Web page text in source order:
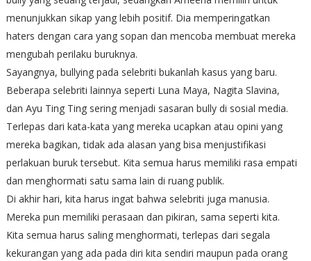
menunjukkan sikap yang lebih positif. Dia memperingatkan
haters dengan cara yang sopan dan mencoba membuat mereka
mengubah perilaku buruknya.
Sayangnya, bullying pada selebriti bukanlah kasus yang baru.
Beberapa selebriti lainnya seperti Luna Maya, Nagita Slavina,
dan Ayu Ting Ting sering menjadi sasaran bully di sosial media.
Terlepas dari kata-kata yang mereka ucapkan atau opini yang
mereka bagikan, tidak ada alasan yang bisa menjustifikasi
perlakuan buruk tersebut. Kita semua harus memiliki rasa empati
dan menghormati satu sama lain di ruang publik.
Di akhir hari, kita harus ingat bahwa selebriti juga manusia.
Mereka pun memiliki perasaan dan pikiran, sama seperti kita.
Kita semua harus saling menghormati, terlepas dari segala
kekurangan yang ada pada diri kita sendiri maupun pada orang